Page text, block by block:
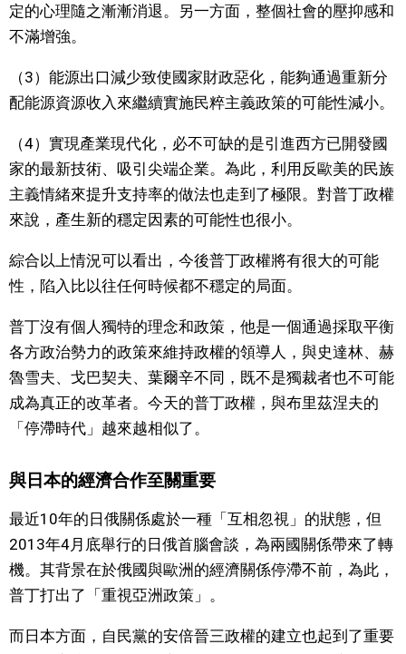
東京
編輯部通知
定的心理隨之漸漸消退。另一方面，整個社會的壓抑感和
不滿增強。
（3）能源出口減少致使國家財政惡化，能夠通過重新分
配能源資源收入來繼續實施民粹主義政策的可能性減小。
（4）實現產業現代化，必不可缺的是引進西方已開發國
家的最新技術、吸引尖端企業。為此，利用反歐美的民族
主義情緒來提升支持率的做法也走到了極限。對普丁政權
來說，產生新的穩定因素的可能性也很小。
綜合以上情況可以看出，今後普丁政權將有很大的可能
性，陷入比以往任何時候都不穩定的局面。
普丁沒有個人獨特的理念和政策，他是一個通過採取平衡
各方政治勢力的政策來維持政權的領導人，與史達林、赫
魯雪夫、戈巴契夫、葉爾辛不同，既不是獨裁者也不可能
成為真正的改革者。今天的普丁政權，與布里茲涅夫的
「停滯時代」越來越相似了。
與日本的經濟合作至關重要
最近10年的日俄關係處於一種「互相忽視」的狀態，但
2013年4月底舉行的日俄首腦會談，為兩國關係帶來了轉
機。其背景在於俄國與歐洲的經濟關係停滯不前，為此，
普丁打出了「重視亞洲政策」。
而日本方面，自民黨的安倍晉三政權的建立也起到了重要